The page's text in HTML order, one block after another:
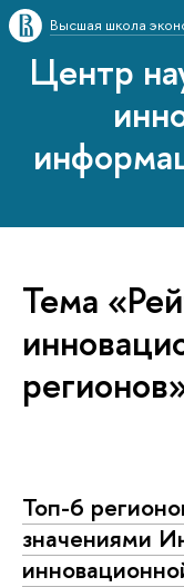
Высшая школа
Центр
Тема
Топ-6
значениями